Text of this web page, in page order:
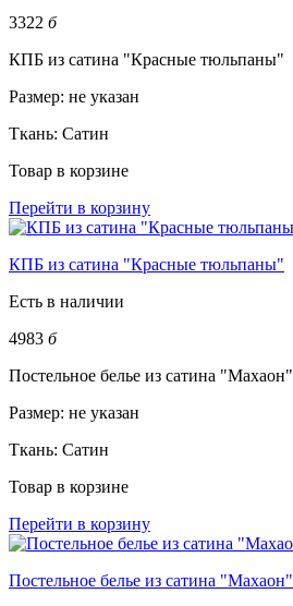
3322 б
КПБ из сатина "Красные тюльпаны"
Размер: не указан
Ткань: Сатин
Товар в корзине
Перейти в корзину
КПБ из сатина "Красные тюльпаны"
Есть в наличии
4983 б
Постельное белье из сатина "Махаон"
Размер: не указан
Ткань: Сатин
Товар в корзине
Перейти в корзину
Постельное белье из сатина "Махаон"